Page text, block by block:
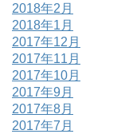
2018年2月
2018年1月
2017年12月
2017年11月
2017年10月
2017年9月
2017年8月
2017年7月